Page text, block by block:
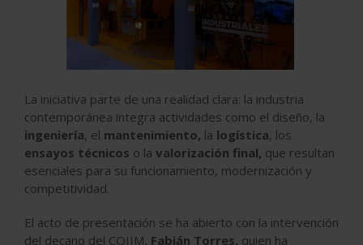
La iniciativa parte de una realidad clara: la industria
contemporánea integra actividades como el diseño, la
ingeniería, el mantenimiento, la logística, los
ensayos técnicos o la valorización final, que resultan
esenciales para su funcionamiento, modernización y
competitividad.
El acto de presentación se ha abierto con la intervención
del decano del COIIM, Fabián Torres, quien ha